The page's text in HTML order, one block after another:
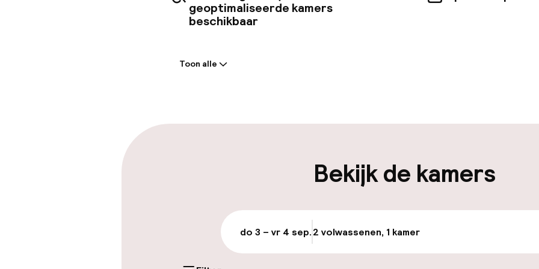
geoptimaliseerde kamers
beschikbaar
Parkeergelegenheid op eigen
Mogelijk extra kosten
Openbaar parkeren
Toon alle
Bekijk de kamers
do 3 – vr 4 sep.2 volwassenen, 1 kamer